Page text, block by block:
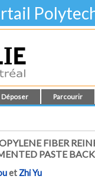
Déposer Parcourir
FIBER
PASTE
et Zhi Yu